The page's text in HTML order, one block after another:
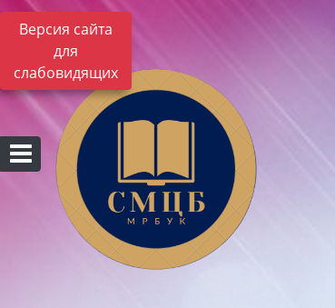
Версия сайта
для
слабовидящих